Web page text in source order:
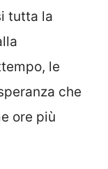
tutta la
le
che
ore più